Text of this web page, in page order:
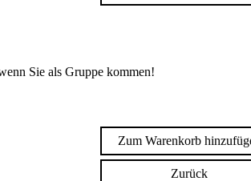
Sie als Gruppe kommen!
Zum Warenkorb
Zurück